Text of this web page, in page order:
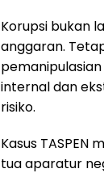
Korupsi bukan
anggaran.
internal dan
risiko.
Kasus
tua aparatur